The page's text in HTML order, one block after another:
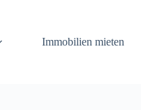
Immobilien mieten